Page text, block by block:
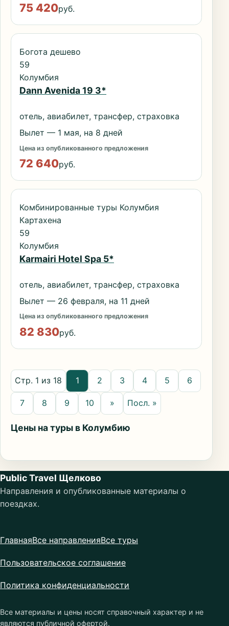
75 420руб.
Богота дешево
59
Колумбия
Dann Avenida 19 3*
отель, авиабилет, трансфер, страховка
Вылет — 1 мая, на 8 дней
Цена из опубликованного предложения
72 640руб.
Комбинированные туры Колумбия
Картахена
59
Колумбия
Karmairi Hotel Spa 5*
отель, авиабилет, трансфер, страховка
Вылет — 26 февраля, на 11 дней
Цена из опубликованного предложения
82 830руб.
Стр. 1 из 18 1 2 3 4 5 6
7 8 9 10 » Посл. »
Цены на туры в Колумбию
Public Travel Щелково
Направления и опубликованные материалы о
поездках.
ГлавнаяВсе направленияВсе туры
Пользовательское соглашение
Политика конфиденциальности
Все материалы и цены носят справочный характер и не
являются публичной офертой.